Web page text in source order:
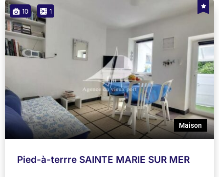
10 1
Maison
Pied-à-terrre SAINTE MARIE SUR MER